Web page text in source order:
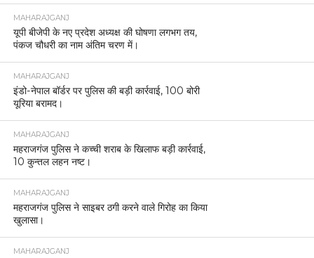
MAHARAJGANJ
यूपी बीजेपी के नए प्रदेश अध्यक्ष की घोषणा लगभग तय,
पंकज चौधरी का नाम अंतिम चरण में।
MAHARAJGANJ
इंडो-नेपाल बॉर्डर पर पुलिस की बड़ी कार्रवाई, 100 बोरी
यूरिया बरामद।
MAHARAJGANJ
महराजगंज पुलिस ने कच्ची शराब के खिलाफ बड़ी कार्रवाई,
10 कुन्तल लहन नष्ट।
MAHARAJGANJ
महराजगंज पुलिस ने साइबर ठगी करने वाले गिरोह का किया
खुलासा।
MAHARAJGANJ